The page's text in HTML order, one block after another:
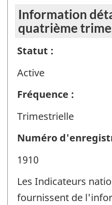
Information
quatrième
Statut :
Active
Fréquence :
Trimestrielle
Numéro
1910
Les Indicateurs
fournissent de